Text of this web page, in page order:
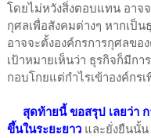
โดยไม่หวังสิ่งตอบแทน อาจ
กุศลเพื่อสังคมต่างๆ หากเป็
อาจจะตั้งองค์กรการกุศลขอ
เป้าหมายเห็นว่า ธุรกิจก็มีก
กอบโกยแต่กำไรเข้าองค์กรเ
สุดท้ายนี้ ขอสรุป เลยว่า
ขึ้นในระยะยาวและยั่งยืนนั้น